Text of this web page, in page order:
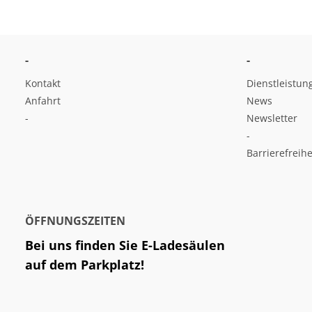
-
Kontakt
Anfahrt
-
-
News
Newsletter
-
ÖFFNUNGSZEITEN
Bei uns finden Sie E-Ladesäulen
auf dem Parkplatz!